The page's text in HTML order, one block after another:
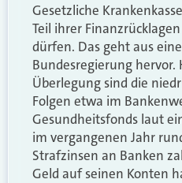
Gesetzliche
Teil ihrer
dürfen. Das geht aus
Bundesregierung
Überlegung sind die
Folgen etwa im
Gesundheitsfonds laut
im vergangenen Jahr
Strafzinsen an Banken
Geld auf seinen Konten